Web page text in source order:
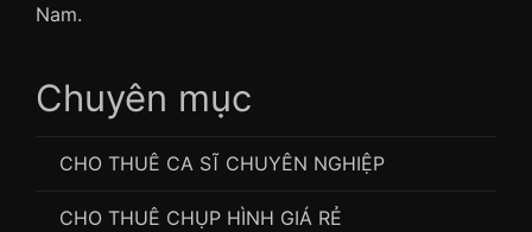
Nam.
Chuyên mục
CHO THUÊ CA SĨ CHUYÊN NGHIỆP
CHO THUÊ CHỤP HÌNH GIÁ RẺ